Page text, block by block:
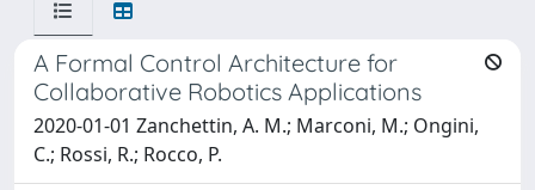
A Formal Control Architecture for
Collaborative Robotics Applications
2020-01-01 Zanchettin, A. M.; Marconi, M.; Ongini,
C.; Rossi, R.; Rocco, P.